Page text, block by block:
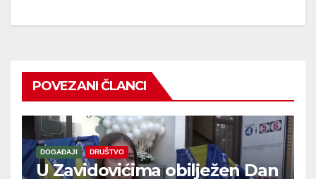
POVEZANI ČLANCI
DOGAĐAJI DRUŠTVO
U Zavidovićima obilježen Dan